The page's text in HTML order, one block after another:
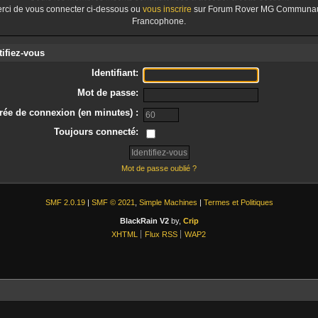
de vous connecter ci-dessous ou vous inscrire sur Forum Rover MG
Francophone.
vous
Identifiant:
Mot de passe:
de connexion (en minutes) :
Toujours connecté:
Mot de passe oublié ?
SMF 2.0.19| SMF © 2021 Simple Machines | Termes et Politiques
BlackRain V2by, Crip
XHTML
Flux RSS WAP2